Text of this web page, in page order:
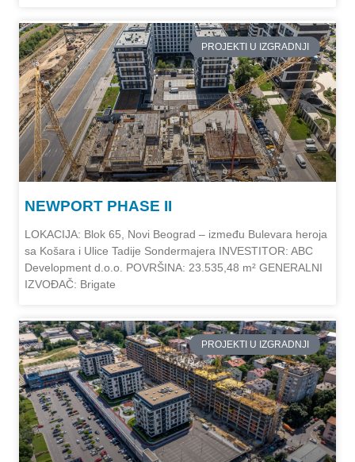
PROJEKTI U IZGRADNJI
NEWPORT PHASE II
LOKACIJA: Blok 65, Novi Beograd – između Bulevara heroja
sa Košara i Ulice Tadije Sondermajera INVESTITOR: ABC
Development d.o.o. POVRŠINA: 23.535,48 m² GENERALNI
IZVOĐAČ: Brigate
PROJEKTI U IZGRADNJI